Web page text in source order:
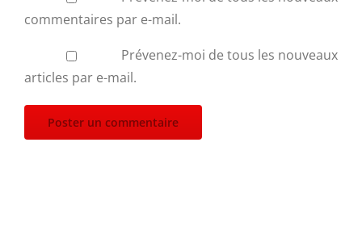
commentaires par e-mail.
Prévenez-moi de tous les nouveaux
articles par e-mail.